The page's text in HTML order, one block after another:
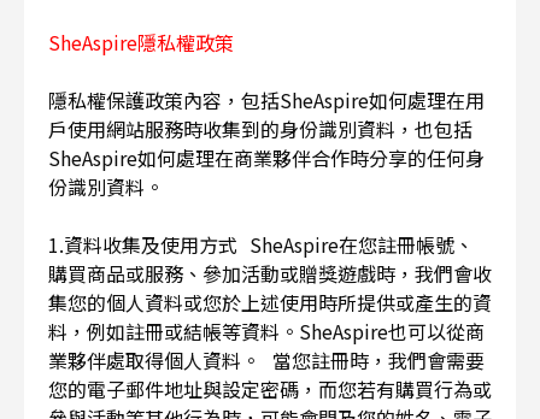
SheAspire隱私權政策
隱私權保護政策內容，包括SheAspire如何處理在用
戶使用網站服務時收集到的身份識別資料，也包括
SheAspire如何處理在商業夥伴合作時分享的任何身
份識別資料。
1.資料收集及使用方式 SheAspire在您註冊帳號、
購買商品或服務、參加活動或贈獎遊戲時，我們會收
集您的個人資料或您於上述使用時所提供或產生的資
料，例如註冊或結帳等資料。SheAspire也可以從商
業夥伴處取得個人資料。 當您註冊時，我們會需要
您的電子郵件地址與設定密碼，而您若有購買行為或